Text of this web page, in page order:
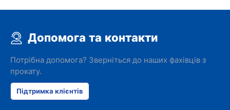
Допомога та контакти
Потрібна допомога? Зверніться до наших фахівців з
прокату.
Підтримка клієнтів